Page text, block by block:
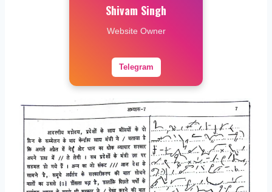
Shivam Singh
Website Owner
Telegram